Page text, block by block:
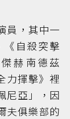
員，其中一
自殺突擊
赫南德茲
力揮擊》裡
尼亞」，因
夫俱樂部的